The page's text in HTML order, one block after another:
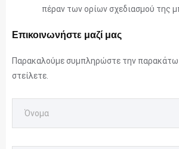
πέραν των ορίων σχεδιασμού της
Επικοινωνήστε μαζί μας
Παρακαλούμε συμπληρώστε την παρακάτω
στείλετε.